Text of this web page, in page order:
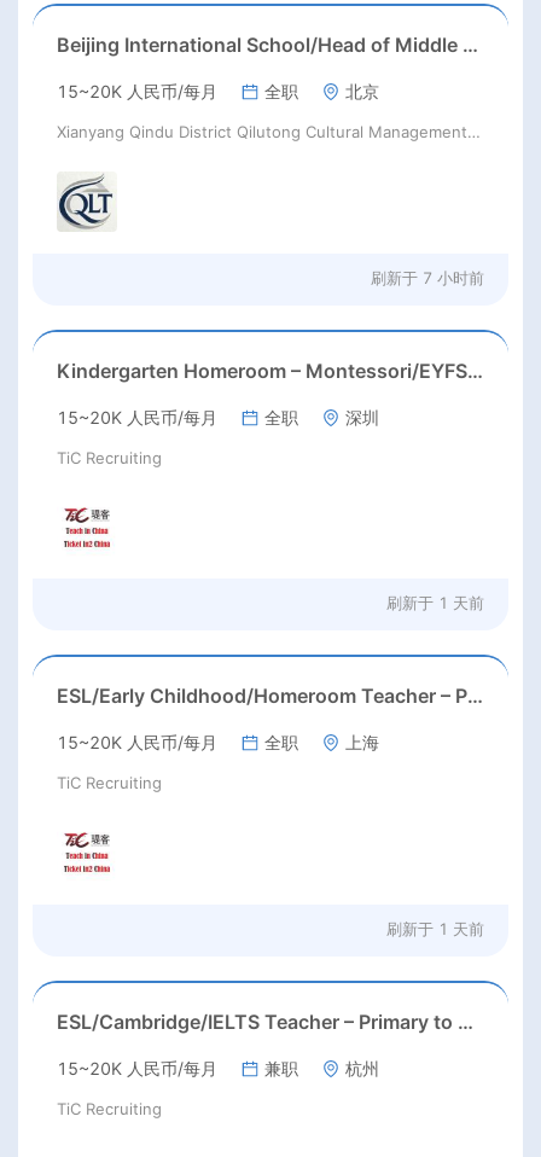
Beijing International School/Head of Middle School
15~20K 人民币/每月 全职 北京
Xianyang Qindu District Qilutong Cultural Management Consulting Studio
刷新于 7 小时前
Kindergarten Homeroom – Montessori/EYFS/Reggio/Froebel/PYP
15~20K 人民币/每月 全职 深圳
TiC Recruiting
刷新于 1 天前
ESL/Early Childhood/Homeroom Teacher – Pre-K/Kindergarten
15~20K 人民币/每月 全职 上海
TiC Recruiting
刷新于 1 天前
ESL/Cambridge/IELTS Teacher – Primary to Secondary
15~20K 人民币/每月 兼职 杭州
TiC Recruiting